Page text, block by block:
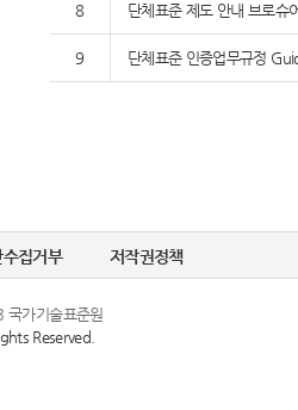
8 단체표준 제도 안내 브로슈
9 단체표준 인증업무규정
집거부 저작권정책
가기술표준원
Reserved.